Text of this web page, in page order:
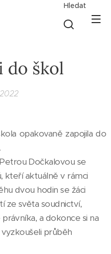
Hledat
do škol
opakovaně zapojila do
Dočkalovou se
kteří aktuálně v rámci
dvou hodin se žáci
ze světa soudnictví,
a dokonce si na
průběh